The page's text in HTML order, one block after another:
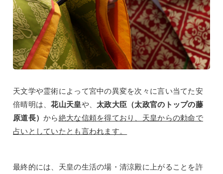
天文学や霊術によって宮中の異変を次々に言い当てた安
倍晴明は、花山天皇や、 太政大臣（太政官のトップの藤
原道長）から絶大な信頼を得ており、天皇からの勅命で
占いとしていたとも言われます。
最終的には、天皇の生活の場・清涼殿に上がることを許